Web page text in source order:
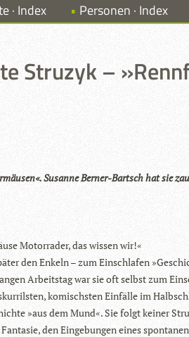
· Index Personen · Index
Struzyk –
Susanne Ber­ner-Bartsch hat sie
Motor­ra­der, das wis­sen wir!«
den Enkeln – zum Ein­schla­fen
Arbeits­tag war sie oft selbst zum
komischs­ten Ein­fälle im
»aus dem Mund«. Sie folgt kei­ner
den Ein­ge­bun­gen eines spon­ta­nen